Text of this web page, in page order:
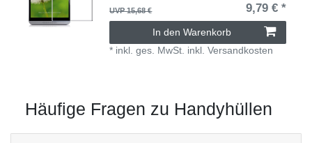
UVP 15,68 € 9,79 € *
In den Warenkorb
* inkl. ges. MwSt. inkl.Versandkosten
Häufige Fragen zu Handyhüllen